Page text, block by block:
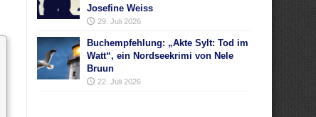
Josefine Weiss
29. Juli 2026
Buchempfehlung: „Akte Sylt: Tod im
Watt“, ein Nordseekrimi von Nele
Bruun
22. Juli 2026